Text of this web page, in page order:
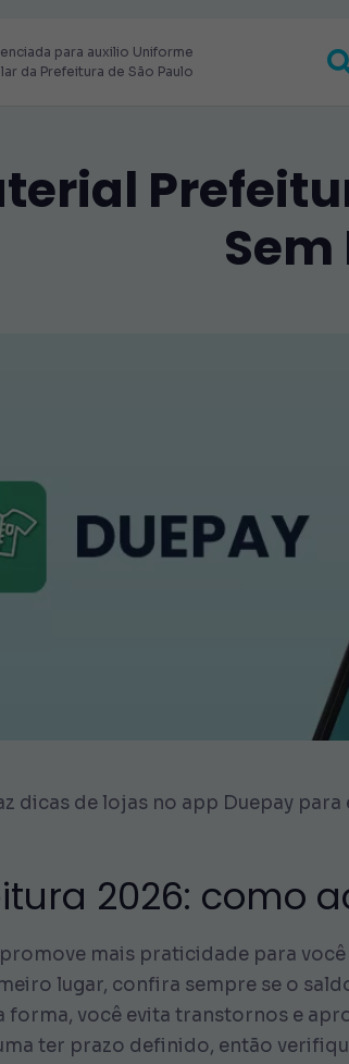
para auxilio Uniforme
da Prefeitura de São Paulo
Sem
dicas de lojas no app Duepay
2026: como
mais praticidade para
lugar, confira sempre se o
forma, você evita transtornos e
ter prazo definido, então